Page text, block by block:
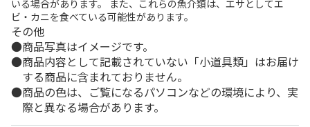
いる場合があります。 また、これらの魚介類は、エサとしてエ
ビ・カニを食べている可能性があります。
その他
商品写真はイメージです。
商品内容として記載されていない「小道具類」はお届け
する商品に含まれておりません。
商品の色は、ご覧になるパソコンなどの環境により、実
際と異なる場合があります。